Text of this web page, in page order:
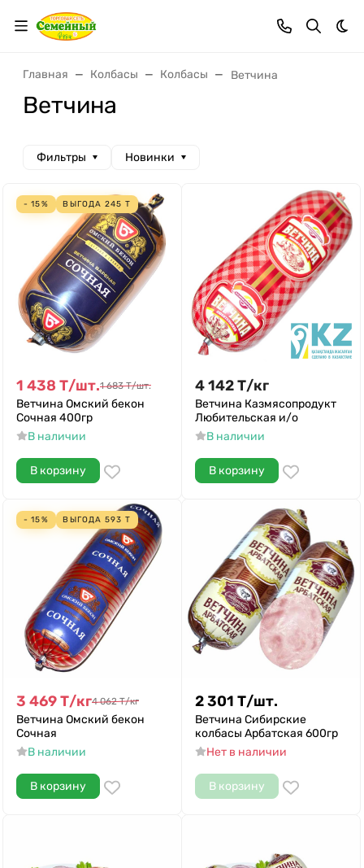
Главная Колбасы Колбасы Ветчина
Ветчина
Фильтры Новинки
- 15% ВЫГОДА 245 Т
1 438 Т/шт.1 683 Т/шт.
Ветчина Омский бекон
Сочная 400гр
В наличии
В корзину
4 142Т/кг
Ветчина Казмясопродукт
Любительская и/о
В наличии
В корзину
- 15% ВЫГОДА 593 Т
3 469Т/кг4 062 Т/кг
Ветчина Омский бекон
Сочная
В наличии
В корзину
2 301 Т/шт.
Ветчина Сибирские
колбасы Арбатская 600гр
Нет в наличии
В корзину